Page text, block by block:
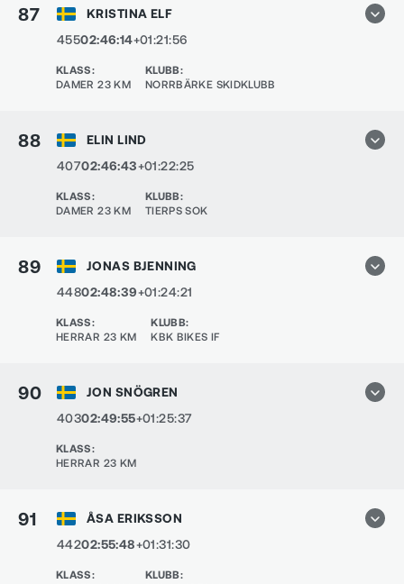
87
KRISTINA ELF
45502:46:14+01:21:56
KLASS:
DAMER 23 KM
KLUBB:
NORRBÄRKE SKIDKLUBB
88
ELIN LIND
40702:46:43+01:22:25
KLASS:
DAMER 23 KM
KLUBB:
TIERPS SOK
89
JONAS BJENNING
44802:48:39+01:24:21
KLASS:
HERRAR 23 KM
KLUBB:
KBK BIKES IF
90
JON SNÖGREN
40302:49:55+01:25:37
KLASS:
HERRAR 23 KM
91
ÅSA ERIKSSON
44202:55:48+01:31:30
KLASS:
KLUBB: